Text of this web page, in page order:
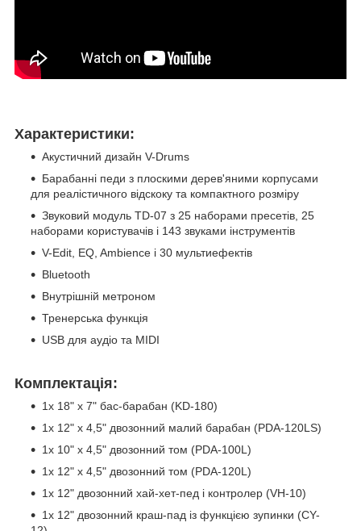
Характеристики:
Акустичний дизайн V-Drums
Барабанні педи з плоскими дерев'яними корпусами
для реалістичного відскоку та компактного розміру
Звуковий модуль TD-07 з 25 наборами пресетів, 25
наборами користувачів і 143 звуками інструментів
V-Edit, EQ, Ambience і 30 мультиефектів
Bluetooth
Внутрішній метроном
Тренерська функція
USB для аудіо та MIDI
Комплектація:
1x 18" x 7" бас-барабан (KD-180)
1x 12" x 4,5" двозонний малий барабан (PDA-120LS)
1x 10" x 4,5" двозонний том (PDA-100L)
1x 12" x 4,5" двозонний том (PDA-120L)
1x 12" двозонний хай-хет-пед і контролер (VH-10)
1x 12" двозонний краш-пад із функцією зупинки (CY-